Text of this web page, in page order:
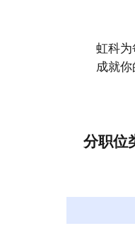
虹科
成就
分职位